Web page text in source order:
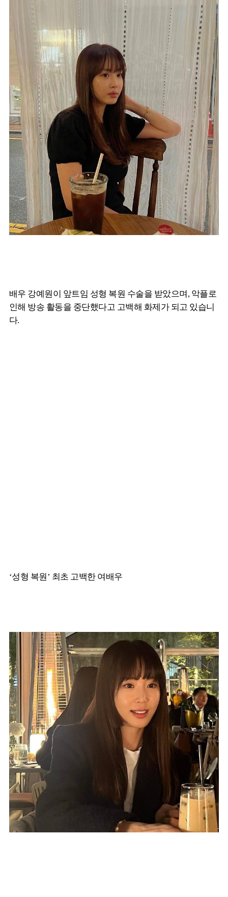
배우 강예원이 앞트임 성형 복원 수술을 받았으며, 악플로
인해 방송 활동을 중단했다고 고백해 화제가 되고 있습니
다.
‘성형 복원’ 최초 고백한 여배우